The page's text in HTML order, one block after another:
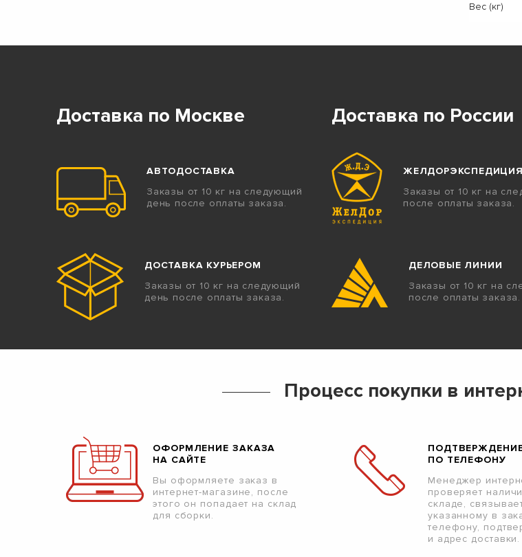
Вес (кг)
Доставка по Москве
АВТОДОСТАВКА
Заказы от 10 кг на следующий
день после оплаты заказа.
Доставка по России
ЖЕЛДОРЭКСПЕДИЦИЯ
Заказы от 10 кг на
после оплаты заказа.
ДОСТАВКА КУРЬЕРОМ
Заказы от 10 кг на следующий
день после оплаты заказа.
ДЕЛОВЫЕ ЛИНИИ
Заказы от 10 кг на
после оплаты заказа.
Процесс покупки в
ОФОРМЛЕНИЕ ЗАКАЗА
НА САЙТЕ
Вы оформляете заказ в
интернет-магазине, после
этого он попадает на склад
для сборки.
ПО ТЕЛЕФОНУ
Менеджер
проверяет
складе,
указанному в
телефону,
и адрес доставки.